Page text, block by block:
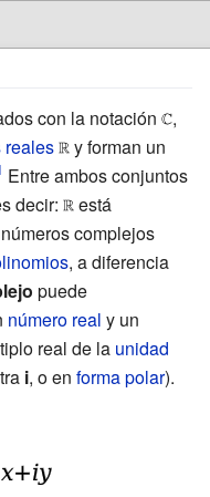
con la notación
,
reales{\displaystyle
\scriptstyle
\mathbb {R} }
y forman un
Entre ambos conjuntos
{R}
{C} }
decir: {\displaystyle
\scriptstyle
\mathbb {R} }
está
{C} }
complejos
, a diferencia
puede
número real y un
real de la unidad
i, o en forma polar).